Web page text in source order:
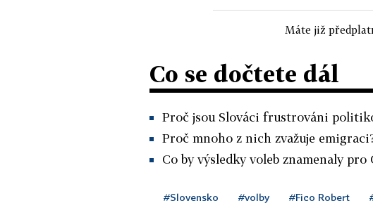
Máte již
Co se dočtete dál
Proč jsou Slováci frustrováni
Proč mnoho z nich zvažuje
Co by výsledky voleb znamenaly pro
#Slovensko #volby #Fico Robert